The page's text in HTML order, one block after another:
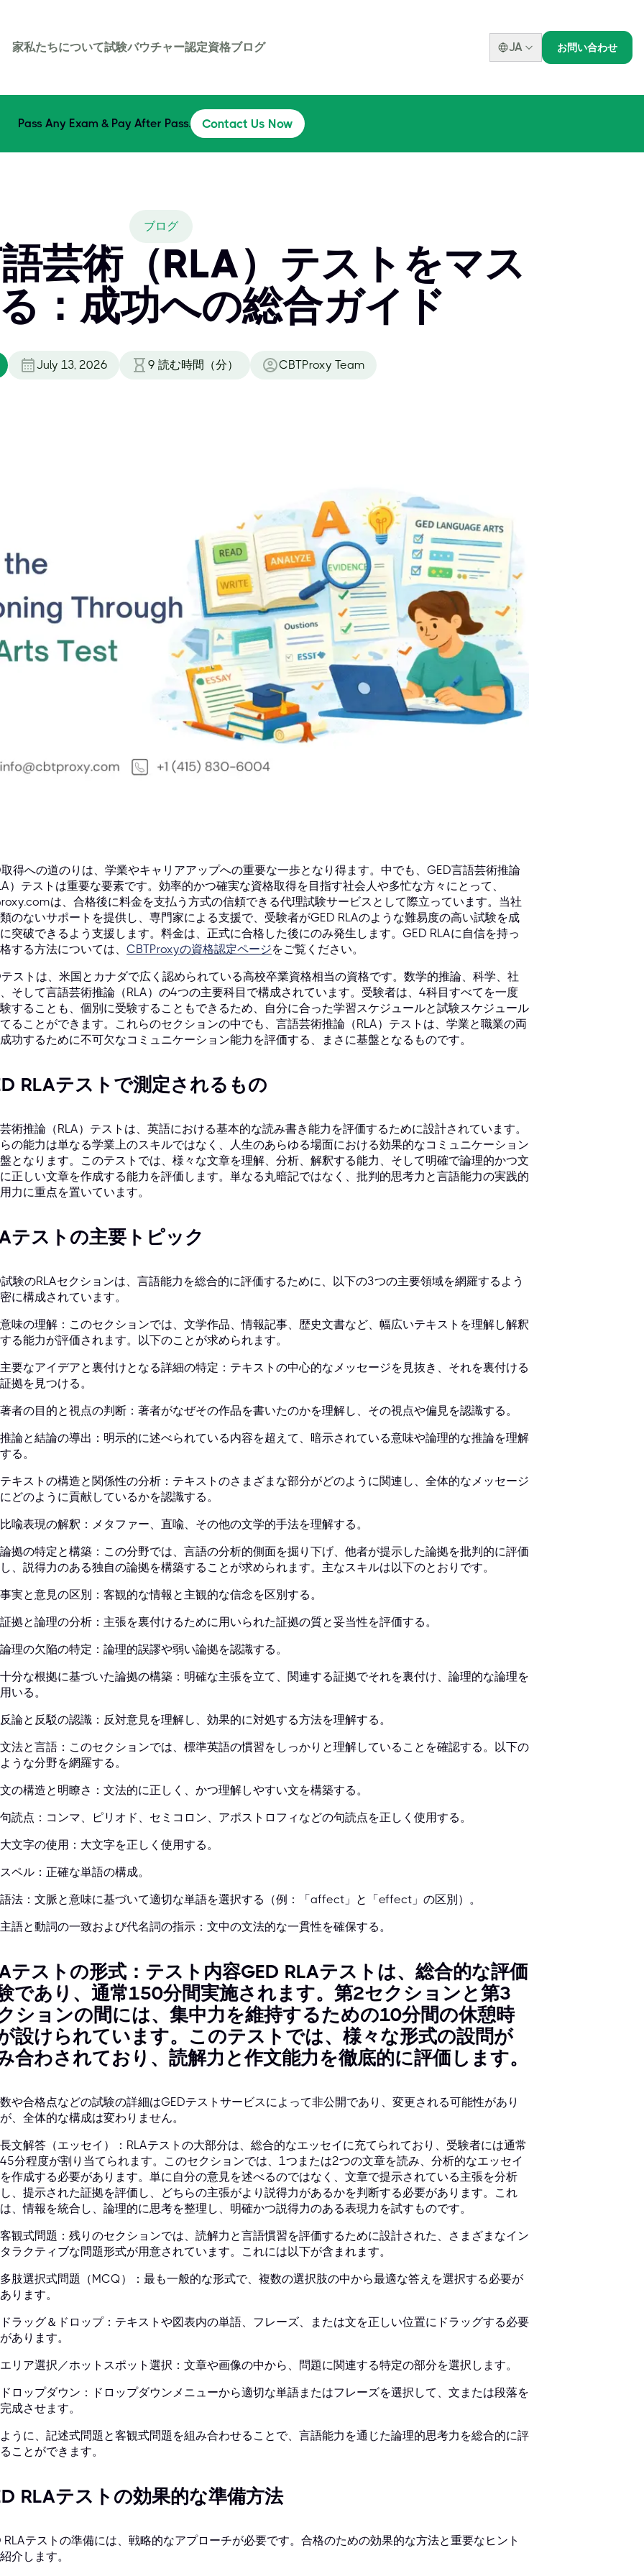
家私たちについて試験バウチャー認定資格ブログ JA お問い合わせ
Pass Any Exam & Pay After Pass. Contact Us Now
ブログ
芸術（RLA）テストをマス
：成功への総合ガイド
July 13, 2026 9 読む時間（分） CBTProxy Team
得への道のりは、学業やキャリアアップへの重要な一歩となり得ます。中でも、GED言語芸術推論
）テストは重要な要素です。効率的かつ確実な資格取得を目指す社会人や多忙な方々にとって、
は、合格後に料金を支払う方式の信頼できる代理試験サービスとして際立っています。当社
のないサポートを提供し、専門家による支援で、受験者がGED RLAのような難易度の高い試験を成
突破できるよう支援します。料金は、正式に合格した後にのみ発生します。GED RLAに自信を持っ
する方法については、 CBTProxyの資格認定ページをご覧ください。
ストは、米国とカナダで広く認められている高校卒業資格相当の資格です。数学的推論、科学、社
そして言語芸術推論（RLA）の4つの主要科目で構成されています。受験者は、4科目すべてを一度
することも、個別に受験することもできるため、自分に合った学習スケジュールと試験スケジュール
ることができます。これらのセクションの中でも、言語芸術推論（RLA）テストは、学業と職業の両
功するために不可欠なコミュニケーション能力を評価する、まさに基盤となるものです。
RLAテストで測定されるもの
術推論（RLA）テストは、英語における基本的な読み書き能力を評価するために設計されています。
の能力は単なる学業上のスキルではなく、人生のあらゆる場面における効果的なコミュニケーション
となります。このテストでは、様々な文章を理解、分析、解釈する能力、そして明確で論理的かつ文
正しい文章を作成する能力を評価します。単なる丸暗記ではなく、批判的思考力と言語能力の実践的
力に重点を置いています。
テストの主要トピック
験のRLAセクションは、言語能力を総合的に評価するために、以下の3つの主要領域を網羅するよう
に構成されています。
意味の理解：このセクションでは、文学作品、情報記事、歴史文書など、幅広いテキストを理解し解釈
する能力が評価されます。以下のことが求められます。
主要なアイデアと裏付けとなる詳細の特定：テキストの中心的なメッセージを見抜き、それを裏付ける
証拠を見つける。
著者の目的と視点の判断：著者がなぜその作品を書いたのかを理解し、その視点や偏見を認識する。
推論と結論の導出：明示的に述べられている内容を超えて、暗示されている意味や論理的な推論を理解
する。
テキストの構造と関係性の分析：テキストのさまざまな部分がどのように関連し、全体的なメッセージ
にどのように貢献しているかを認識する。
比喩表現の解釈：メタファー、直喩、その他の文学的手法を理解する。
論拠の特定と構築：この分野では、言語の分析的側面を掘り下げ、他者が提示した論拠を批判的に評価
し、説得力のある独自の論拠を構築することが求められます。主なスキルは以下のとおりです。
事実と意見の区別：客観的な情報と主観的な信念を区別する。
証拠と論理の分析：主張を裏付けるために用いられた証拠の質と妥当性を評価する。
論理の欠陥の特定：論理的誤謬や弱い論拠を認識する。
十分な根拠に基づいた論拠の構築：明確な主張を立て、関連する証拠でそれを裏付け、論理的な論理を
用いる。
反論と反駁の認識：反対意見を理解し、効果的に対処する方法を理解する。
文法と言語：このセクションでは、標準英語の慣習をしっかりと理解していることを確認する。以下の
ような分野を網羅する。
文の構造と明瞭さ：文法的に正しく、かつ理解しやすい文を構築する。
句読点：コンマ、ピリオド、セミコロン、アポストロフィなどの句読点を正しく使用する。
大文字の使用：大文字を正しく使用する。
スペル：正確な単語の構成。
語法：文脈と意味に基づいて適切な単語を選択する（例：「affect」と「effect」の区別）。
主語と動詞の一致および代名詞の指示：文中の文法的な一貫性を確保する。
テストの形式：テスト内容GED RLAテストは、総合的な評価
であり、通常150分間実施されます。第2セクションと第3
ションの間には、集中力を維持するための10分間の休憩時
設けられています。このテストでは、様々な形式の設問が
合わされており、読解力と作文能力を徹底的に評価します。
や合格点などの試験の詳細はGEDテストサービスによって非公開であり、変更される可能性があり
、全体的な構成は変わりません。
長文解答（エッセイ）：RLAテストの大部分は、総合的なエッセイに充てられており、受験者には通常
45分程度が割り当てられます。このセクションでは、1つまたは2つの文章を読み、分析的なエッセイ
を作成する必要があります。単に自分の意見を述べるのではなく、文章で提示されている主張を分析
し、提示された証拠を評価し、どちらの主張がより説得力があるかを判断する必要があります。これ
は、情報を統合し、論理的に思考を整理し、明確かつ説得力のある表現力を試すものです。
客観式問題：残りのセクションでは、読解力と言語慣習を評価するために設計された、さまざまなイン
タラクティブな問題形式が用意されています。これには以下が含まれます。
多肢選択式問題（MCQ）：最も一般的な形式で、複数の選択肢の中から最適な答えを選択する必要が
あります。
ドラッグ＆ドロップ：テキストや図表内の単語、フレーズ、または文を正しい位置にドラッグする必要
があります。
エリア選択／ホットスポット選択：文章や画像の中から、問題に関連する特定の部分を選択します。
ドロップダウン：ドロップダウンメニューから適切な単語またはフレーズを選択して、文または段落を
完成させます。
うに、記述式問題と客観式問題を組み合わせることで、言語能力を通じた論理的思考力を総合的に評
ことができます。
RLAテストの効果的な準備方法
RLAテストの準備には、戦略的なアプローチが必要です。合格のための効果的な方法と重要なヒント
介します。